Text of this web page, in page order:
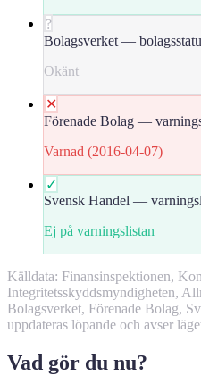
?
Bolagsverket —
Okänt
✕
Förenade Bolag —
Varnad (2016-04-07)
✓
Svensk Handel —
Ej på varningslistan
Källdata: Finansinspektionen,
Integritetsskyddsmyndigheten,
Bolagsverket, Förenade Bolag,
uppdateras löpande och avser
Vad gör du nu?